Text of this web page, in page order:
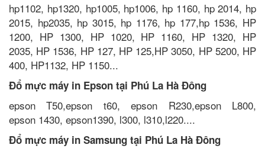
hp1102, hp1320, hp1005, hp1006, hp 1160, hp 2014, hp
2015, hp2035, hp 3015, hp 1176, hp 177,hp 1536, HP
1200, HP 1300, HP 1020, HP 1160, HP 1320, HP
2035, HP 1536, HP 127, HP 125,HP 3050, HP 5200, HP
400, HP1132, HP 1150...
Đổ mực máy in Epson tại Phú La Hà Đông
epson T50,epson t60, epson R230,epson L800,
epson 1430, epson1390, l300, l310,l220....
Đổ mực máy in Samsung tại Phú La Hà Đông